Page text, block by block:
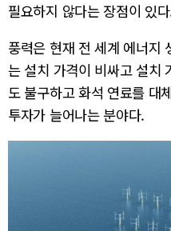
필요하지 않다는 장점이 있
풍력은 현재 전 세계 에너지
는 설치 가격이 비싸고 설치
도 불구하고 화석 연료를 대
투자가 늘어나는 분야다.